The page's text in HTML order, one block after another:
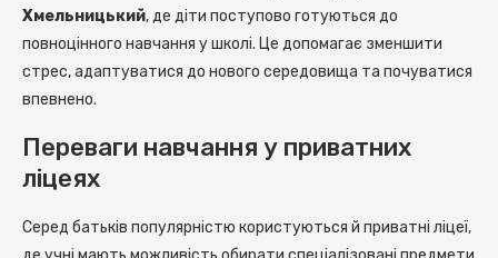
Хмельницький, де діти поступово готуються до
повноцінного навчання у школі. Це допомагає зменшити
стрес, адаптуватися до нового середовища та почуватися
впевнено.
Переваги навчання у приватних
ліцеях
Серед батьків популярністю користуються й приватні ліцеї,